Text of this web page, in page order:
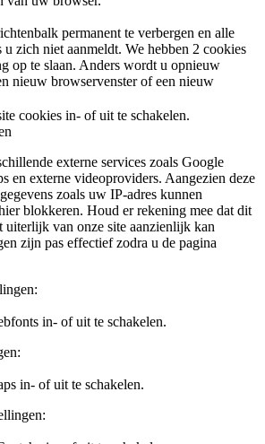
permanent te verbergen en alle
u zich niet aanmeldt. We hebben 2 cookies
op te slaan. Anders wordt u opnieuw
nieuw browservenster of een nieuw
cookies in- of uit te schakelen.
externe services zoals Google
en externe videoproviders. Aangezien deze
zoals uw IP-adres kunnen
blokkeren. Houd er rekening mee dat dit
uiterlijk van onze site aanzienlijk kan
zijn pas effectief zodra u de pagina
in- of uit te schakelen.
in- of uit te schakelen.